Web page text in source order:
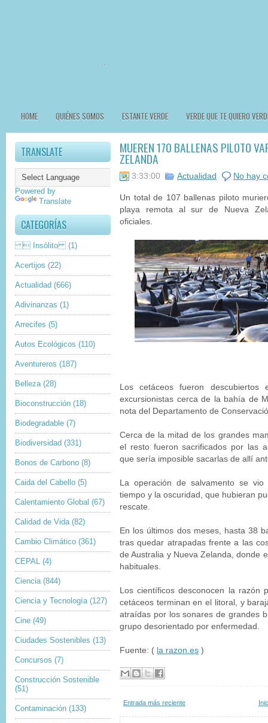
HOME QUIÉNES SOMOS ESTANTE VERDE VERDE QUE TE QUIERO
TRANSLATE
Powered by
Translate
CATEGORÍAS
 Insólito (1)
Acertijos (22)
Actualidad (666)
Adivinanzas (1)
Arrecifes (5)
Autos Ecológicos (110)
Aventureros (187)
Belleza (28)
Bioconstrucción (18)
Biodegradable (7)
Biodiversidad (331)
Bonos de Carbono (8)
Caida del Cabello (5)
Calentamiento Global (67)
Calidad de Vida (82)
Cambio Climático (361)
CEPAL (4)
Ciencia (844)
Ciencia y Tecnología (127)
Cine (49)
Ciudades Sostenibles (13)
Concursos (7)
Construcción Sostenible
(51)
Contaminación (133)
MUEREN 170 BALLENAS PILOTO
ZELANDA
3:33:00 Actualidad No hay
Un total de 107 ballenas piloto
playa remota al sur de Nueva
oficiales.
Los cetáceos fueron
excursionistas cerca de la bahía de
nota del Departamento de
Cerca de la mitad de los grandes
el resto fueron sacrificados por las
que sería imposible sacarlas de allí
La operación de salvamento se
tiempo y la oscuridad, que hubieran
rescate.
En los últimos dos meses, hasta 38
tras quedar atrapadas frente a las
de Australia y Nueva Zelanda, donde
habituales.
Los científicos desconocen la razón
cetáceos terminan en el litoral, y
atraídas por los sonares de grandes
grupo desorientado por enfermedad.
Fuente: ( la razon.es )
Entrada más reciente